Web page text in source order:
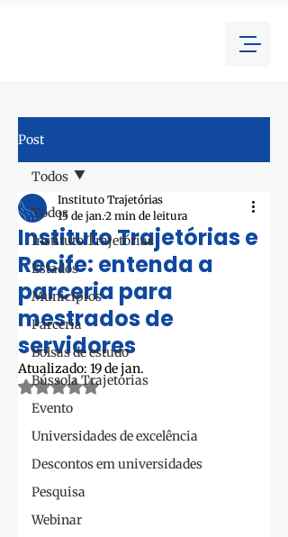
Post
Todos
Instituto Trajetórias
Estados
Municípios
Parceria
Bolsas de estudo
Bússola Trajetórias
Evento
Universidades de excelência
Descontos em universidades
Pesquisa
Webinar
Todos
Instituto Trajetórias e
Recife: entenda a
parceria para
mestrados de
servidores
Instituto Trajetórias
15 de jan.2 min de leitura
Atualizado: 19 de jan.
Avaliado com NaN de 5 estrelas.